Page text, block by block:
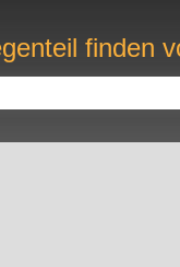
finden